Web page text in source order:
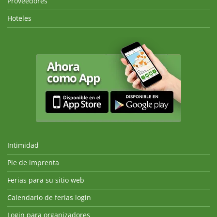
Hoteles
Intimidad
Pie de imprenta
Ferias para su sitio web
Calendario de ferias login
Login para organizadores